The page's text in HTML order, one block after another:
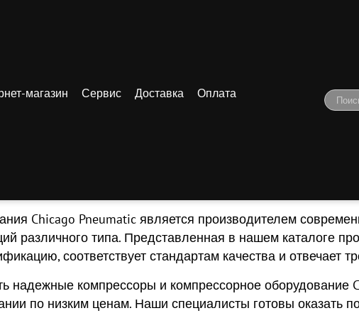
магазин Сервис Доставка
Оплата
/ Купить компрессоры Chicago Pneumatic в Севастополе
Chicago Pneumatic является производителем
различного типа. Представленная в нашем каталоге
соответствует стандартам качества и
надежные компрессоры и компрессорное оборудование
по низким ценам. Наши специалисты готовы оказать